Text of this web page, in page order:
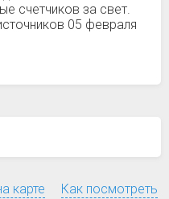
счетчиков за свет.
05 февраля
карте Как посмотреть